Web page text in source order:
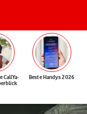
CallYa-
Beste Handys 2026